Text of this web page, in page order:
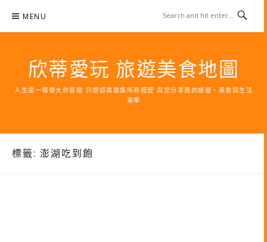
content
MENU
欣蒂愛玩 旅遊美食地圖
人生是一場偉大的冒險 只想認真搜集所有經歷 與您分享我的旅遊、美食與生活
美學
標籤: 澎湖吃到飽